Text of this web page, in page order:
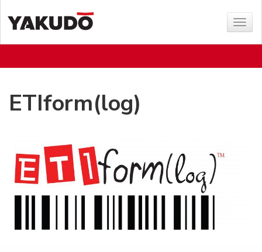
Show
menu
ETIform(log)